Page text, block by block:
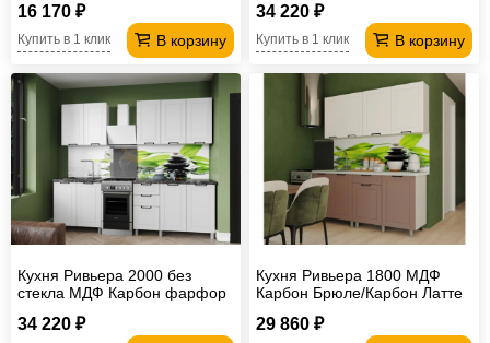
16 170 ₽
В корзину
Купить в 1 клик
столешницы
34 220 ₽
В корзину
Купить в 1 клик
Кухня Ривьера 2000 без
стекла МДФ Карбон фарфор
34 220 ₽
Кухня Ривьера 1800 МДФ
Карбон Брюле/Карбон Латте
29 860 ₽